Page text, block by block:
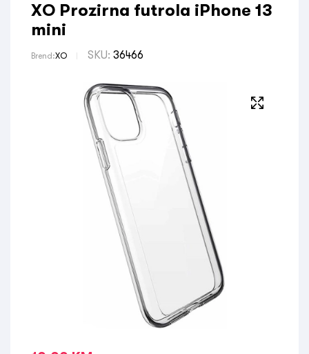
XO Prozirna futrola iPhone 13
mini
Brend:XO SKU: 36466